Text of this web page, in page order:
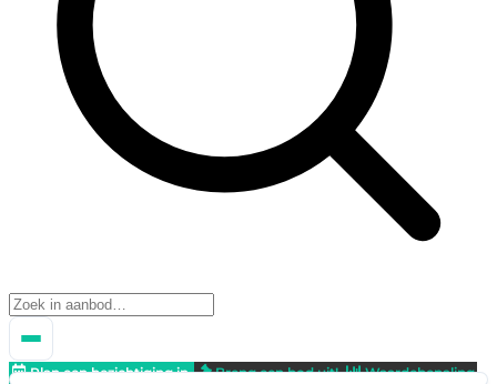
Plan een bezichtiging in Breng een bod uit! Waardebepaling